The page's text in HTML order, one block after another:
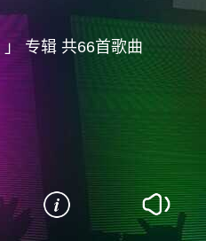
」 专辑 共66首歌曲